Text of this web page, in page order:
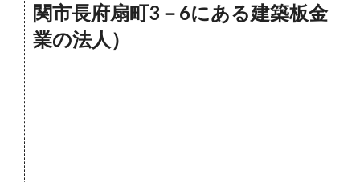
関市長府扇町3－6にある建築板金
業の法人）